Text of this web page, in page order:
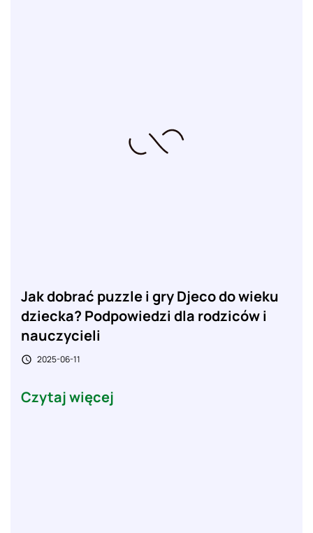
Jak dobrać puzzle i gry Djeco do wieku
dziecka? Podpowiedzi dla rodziców i
nauczycieli
 2025-06-11
Czytaj więcej